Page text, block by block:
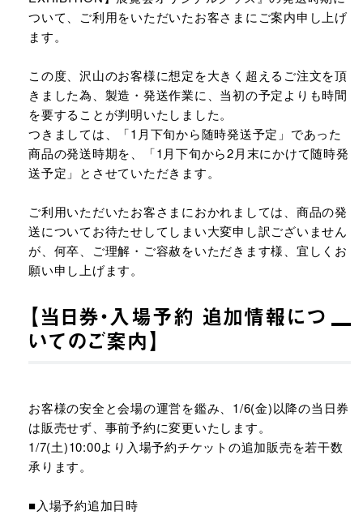
ついて、ご利用をいただいたお客さまにご案内申し上げ
ます。
この度、沢山のお客様に想定を大きく超えるご注文を頂
きました為、製造・発送作業に、当初の予定よりも時間
を要することが判明いたしました。
つきましては、「1月下旬から随時発送予定」であった
商品の発送時期を、「1月下旬から2月末にかけて随時発
送予定」とさせていただきます。
ご利用いただいたお客さまにおかれましては、商品の発
送についてお待たせしてしまい大変申し訳ございません
が、何卒、ご理解・ご容赦をいただきます様、宜しくお
願い申し上げます。
【当日券・入場予約 追加情報につ
いてのご案内】
お客様の安全と会場の運営を鑑み、1/6(金)以降の当日券
は販売せず、事前予約に変更いたします。
1/7(土)10:00より入場予約チケットの追加販売を若干数
承ります。
■入場予約追加日時